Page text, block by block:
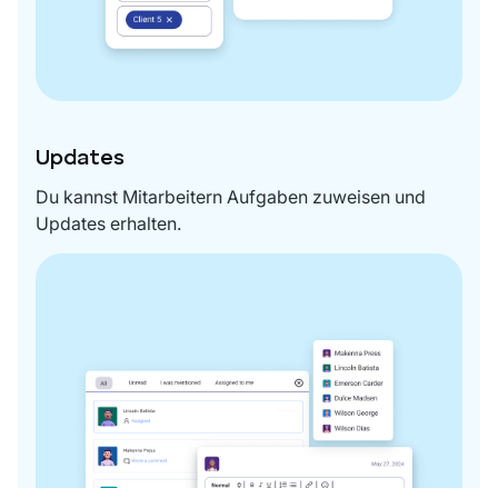
Updates
Du kannst Mitarbeitern Aufgaben zuweisen und
Updates erhalten.